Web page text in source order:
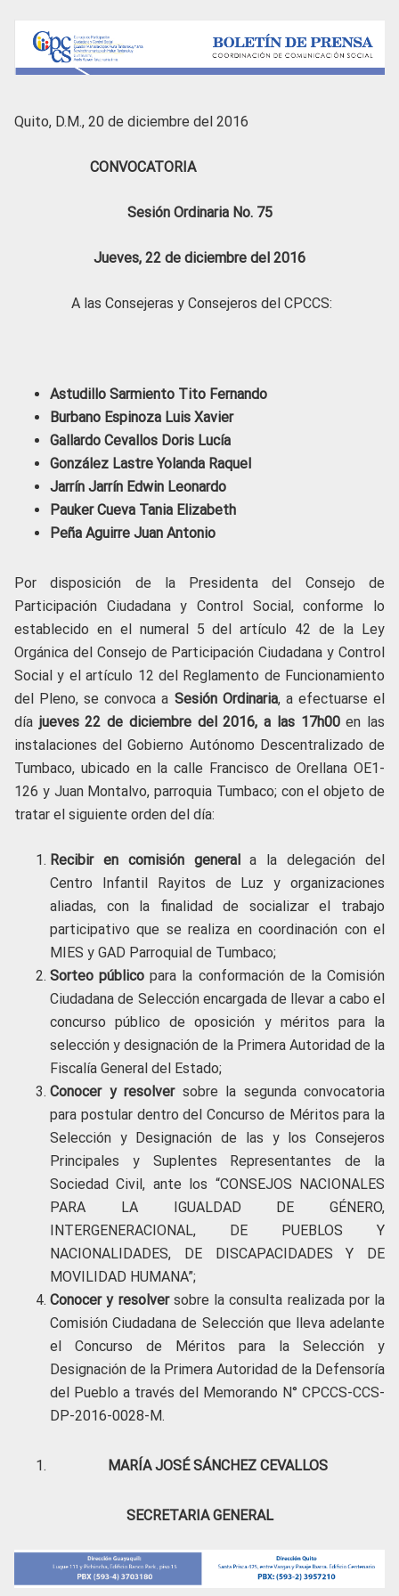
Quito, D.M., 20 de diciembre del 2016
CONVOCATORIA
Sesión Ordinaria No. 75
Jueves, 22 de diciembre del 2016
A las Consejeras y Consejeros del CPCCS:
Astudillo Sarmiento Tito Fernando
Burbano Espinoza Luis Xavier
Gallardo Cevallos Doris Lucía
González Lastre Yolanda Raquel
Jarrín Jarrín Edwin Leonardo
Pauker Cueva Tania Elizabeth
Peña Aguirre Juan Antonio
Por disposición de la Presidenta del Consejo de
Participación Ciudadana y Control Social, conforme lo
establecido en el numeral 5 del artículo 42 de la Ley
Orgánica del Consejo de Participación Ciudadana y Control
Social y el artículo 12 del Reglamento de Funcionamiento
del Pleno, se convoca a Sesión Ordinaria, a efectuarse el
día jueves 22 de diciembre del 2016, a las 17h00en las
instalaciones del Gobierno Autónomo Descentralizado de
Tumbaco, ubicado en la calle Francisco de Orellana OE1-
126 y Juan Montalvo, parroquia Tumbaco; con el objeto de
tratar el siguiente orden del día:
Recibir en comisión generala la delegación del
Centro Infantil Rayitos de Luz y organizaciones
aliadas, con la finalidad de socializar el trabajo
participativo que se realiza en coordinación con el
MIES y GAD Parroquial de Tumbaco;
Sorteo público para la conformación de la Comisión
Ciudadana de Selección encargada de llevar a cabo el
concurso público de oposición y méritos para la
selección y designación de la Primera Autoridad de la
Fiscalía General del Estado;
Conocer y resolversobre la segunda convocatoria
para postular dentro del Concurso de Méritos para la
Selección y Designación de las y los Consejeros
Principales y Suplentes Representantes de la
Sociedad Civil, ante los “CONSEJOS NACIONALES
PARA LA IGUALDAD DE GÉNERO,
INTERGENERACIONAL, DE PUEBLOS Y
NACIONALIDADES, DE DISCAPACIDADES Y DE
MOVILIDAD HUMANA”;
Conocer y resolversobre la consulta realizada por la
Comisión Ciudadana de Selección que lleva adelante
el Concurso de Méritos para la Selección y
Designación de la Primera Autoridad de la Defensoría
del Pueblo a través del Memorando N° CPCCS-CCS-
DP-2016-0028-M.
MARÍA JOSÉ SÁNCHEZ CEVALLOS
SECRETARIA GENERAL